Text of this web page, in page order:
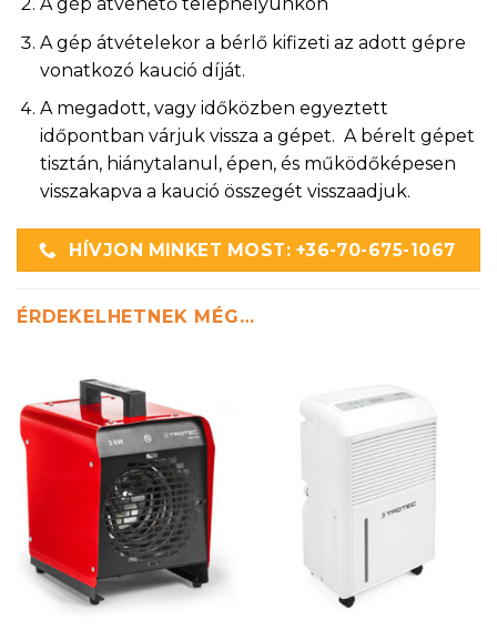
A gép átvételekor a bérlő kifizeti az adott gépre
vonatkozó kaució díját.
A megadott, vagy időközben egyeztett
időpontban várjuk vissza a gépet. A bérelt gépet
tisztán, hiánytalanul, épen, és működőképesen
visszakapva a kaució összegét visszaadjuk.
HÍVJON MINKET MOST: +36-70-675-1067
ÉRDEKELHETNEK MÉG…